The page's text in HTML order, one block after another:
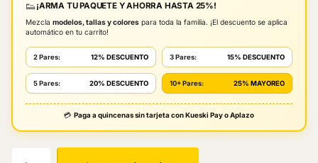
👟 ¡ARMA TU PAQUETE Y AHORRA HASTA 25%!
Mezcla modelos, tallas y colores para toda la familia. ¡El descuento se aplica
automático en tu carrito!
2 Pares: 12% DESCUENTO 3 Pares: 15% DESCUENTO
5 Pares: 20% DESCUENTO 10+ Pares: 25% MAYOREO
💳 Paga a quincenas sin tarjeta con Kueski Pay o Aplazo